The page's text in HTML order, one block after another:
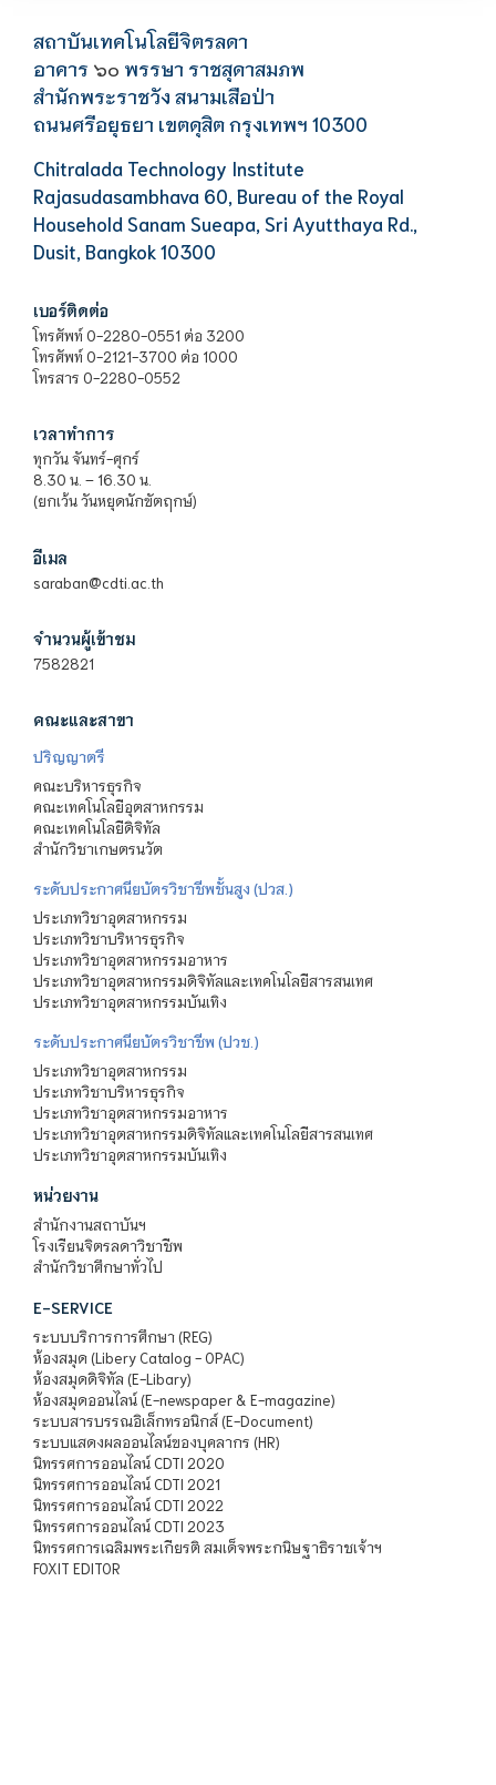
สถาบันเทคโนโลยีจิตรลดา
อาคาร ๖๐ พรรษา ราชสุดาสมภพ
สำนักพระราชวัง สนามเสือป่า
ถนนศรีอยุธยา เขตดุสิต กรุงเทพฯ 10300
Chitralada Technology Institute
Rajasudasambhava 60, Bureau of the Royal
Household Sanam Sueapa, Sri Ayutthaya Rd.,
Dusit, Bangkok 10300
เบอร์ติดต่อ
โทรศัพท์ 0-2280-0551 ต่อ 3200
โทรศัพท์ 0-2121-3700 ต่อ 1000
โทรสาร 0-2280-0552
เวลาทำการ
ทุกวัน จันทร์-ศุกร์
8.30 น. – 16.30 น.
(ยกเว้น วันหยุดนักขัตฤกษ์)
อีเมล
saraban@cdti.ac.th
จำนวนผู้เข้าชม
7582821
คณะและสาขา
ปริญญาตรี
คณะบริหารธุรกิจ
คณะเทคโนโลยีอุตสาหกรรม
คณะเทคโนโลยีดิจิทัล
สำนักวิชาเกษตรนวัต
ระดับประกาศนียบัตรวิชาชีพชั้นสูง (ปวส.)
ประเภทวิชาอุตสาหกรรม
ประเภทวิชาบริหารธุรกิจ
ประเภทวิชาอุตสาหกรรมอาหาร
ประเภทวิชาอุตสาหกรรมดิจิทัลและเทคโนโลยีสารสนเทศ
ประเภทวิชาอุตสาหกรรมบันเทิง
ระดับประกาศนียบัตรวิชาชีพ (ปวช.)
ประเภทวิชาอุตสาหกรรม
ประเภทวิชาบริหารธุรกิจ
ประเภทวิชาอุตสาหกรรมอาหาร
ประเภทวิชาอุตสาหกรรมดิจิทัลและเทคโนโลยีสารสนเทศ
ประเภทวิชาอุตสาหกรรมบันเทิง
หน่วยงาน
สำนักงานสถาบันฯ
โรงเรียนจิตรลดาวิชาชีพ
สำนักวิชาศึกษาทั่วไป
E-SERVICE
ระบบบริการการศึกษา (REG)
ห้องสมุด (Libery Catalog - OPAC)
ห้องสมุดดิจิทัล (E-Libary)
ห้องสมุดออนไลน์ (E-newspaper & E-magazine)
ระบบสารบรรณอิเล็กทรอนิกส์ (E-Document)
ระบบแสดงผลออนไลน์ของบุคลากร (HR)
นิทรรศการออนไลน์ CDTI 2020
นิทรรศการออนไลน์ CDTI 2021
นิทรรศการออนไลน์ CDTI 2022
นิทรรศการออนไลน์ CDTI 2023
นิทรรศการเฉลิมพระเกียรติ สมเด็จพระกนิษฐาธิราชเจ้าฯ
FOXIT EDITOR